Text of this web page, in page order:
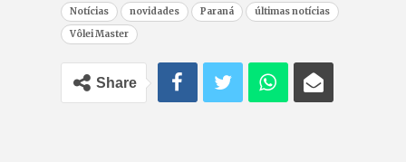
Notícias
novidades Paraná
últimas notícias
Vôlei Master
Share